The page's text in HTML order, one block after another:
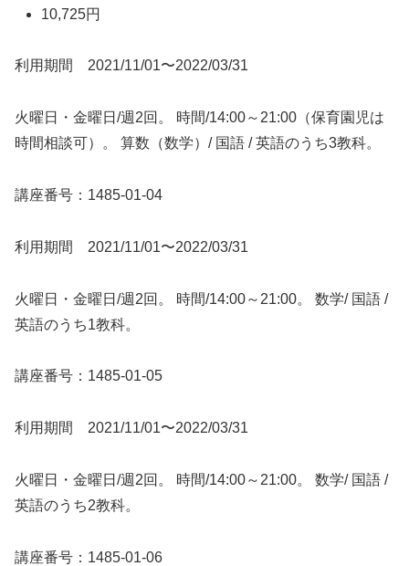
10,725円
利用期間 2021/11/01〜2022/03/31
火曜日・金曜日/週2回。 時間/14:00～21:00（保育園児は
時間相談可）。 算数（数学）/ 国語 / 英語のうち3教科。
講座番号：1485-01-04
利用期間 2021/11/01〜2022/03/31
火曜日・金曜日/週2回。 時間/14:00～21:00。 数学/ 国語 /
英語のうち1教科。
講座番号：1485-01-05
利用期間 2021/11/01〜2022/03/31
火曜日・金曜日/週2回。 時間/14:00～21:00。 数学/ 国語 /
英語のうち2教科。
講座番号：1485-01-06